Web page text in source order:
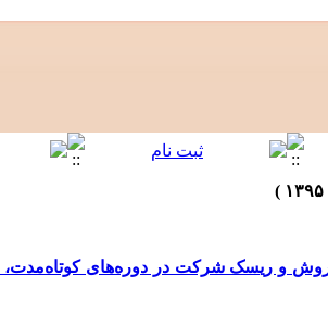
و ریسک شرکت در دوره‌های کوتاه‌مدت،